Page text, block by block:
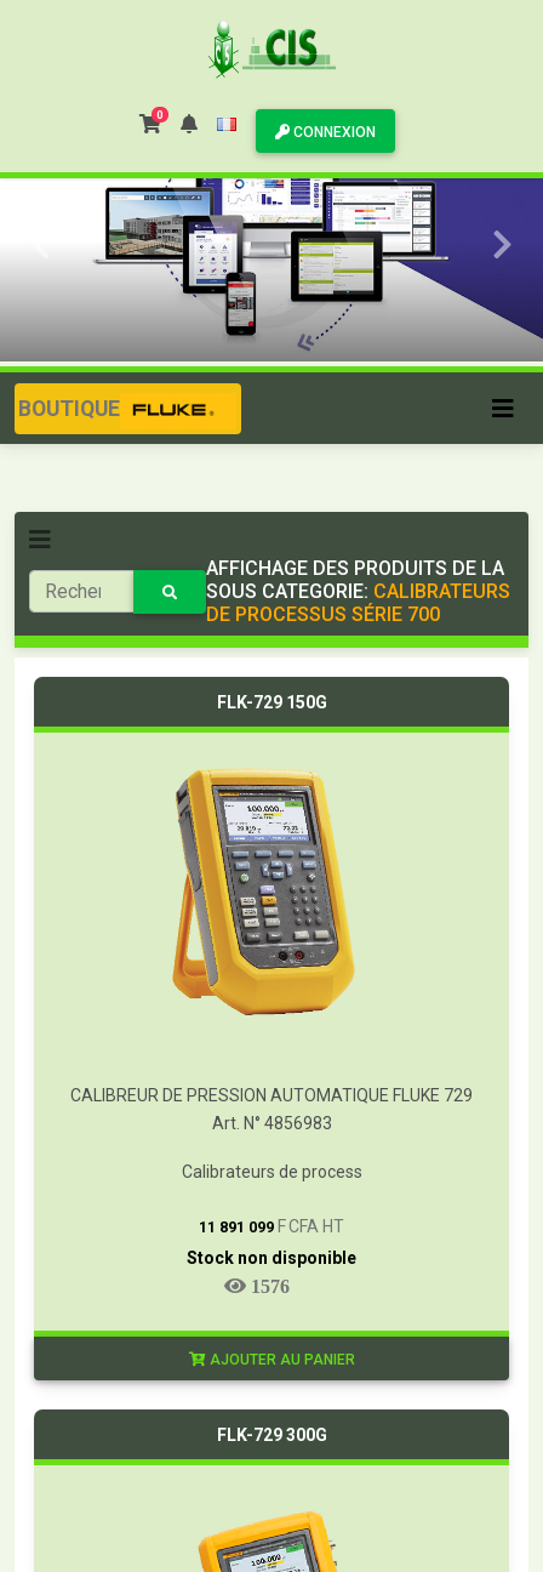
0
CONNEXION
BOUTIQUE
AFFICHAGE DES PRODUITS DE LA
SOUS CATEGORIE: CALIBRATEURS
DE PROCESSUS SÉRIE 700
FLK-729 150G
CALIBREUR DE PRESSION AUTOMATIQUE FLUKE 729
Art. N° 4856983
Calibrateurs de process
11 891 099 F CFA HT
Stock non disponible
1576
AJOUTER AU PANIER
FLK-729 300G